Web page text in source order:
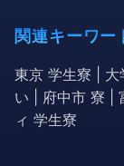
関連キーワー
東京 学生寮 |
い | 府中市 寮 |
ィ 学生寮